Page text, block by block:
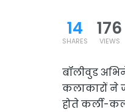
14
SHARES
176
VIEWS
बॉलीवुड
कलाकारों ने
होते कर्ली-